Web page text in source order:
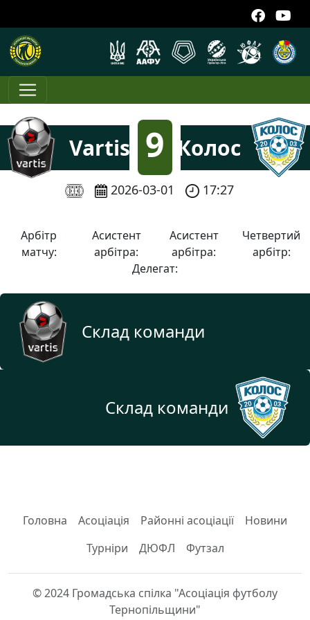
Vartis 9
:
Колос
2026-03-01 17:27
Арбітр
матчу:
Асистент
арбітра:
Асистент
арбітра:
Четвертий
арбітр:
Делегат:
Склад команди
Склад команди
Головна Асоціація Районні асоціації
Новини
Турніри
ДЮФЛ Футзал
© 2024 Громадська спілка "Асоціація футболу
Тернопільщини"